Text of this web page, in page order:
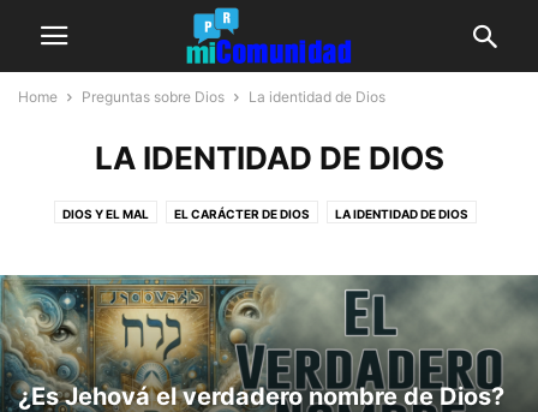
Home Preguntas sobre Dios La identidad de Dios
LA IDENTIDAD DE DIOS
DIOS Y EL MAL EL CARÁCTER DE DIOS LA IDENTIDAD DE DIOS
NUESTRA RESPUESTA A DIOS
¿Es Jehová el verdadero nombre de Dios?